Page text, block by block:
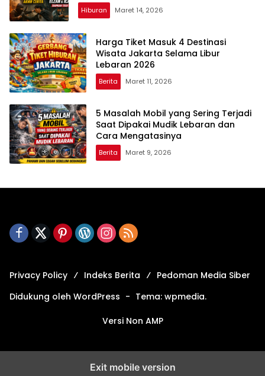
Hiburan Maret 14, 2026
Harga Tiket Masuk 4 Destinasi
Wisata Jakarta Selama Libur
Lebaran 2026
Berita Maret 11, 2026
5 Masalah Mobil yang Sering Terjadi
Saat Dipakai Mudik Lebaran dan
Cara Mengatasinya
Berita Maret 9, 2026
Privacy Policy Indeks Berita
Pedoman Media Siber
Didukung oleh WordPress - Tema: wpmedia.
Versi Non AMP
Exit mobile version